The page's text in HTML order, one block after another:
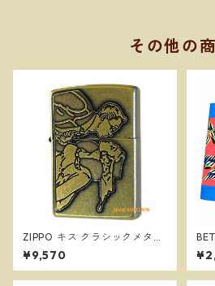
その他の
ZIPPO キス クラシックメタル
BS ブラス ユーズド仕上げ ウ
ィンディ ジッポー
¥9,570
サ
ポ